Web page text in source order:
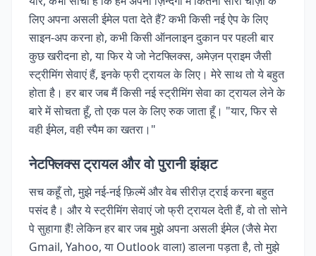
लिए अपना असली ईमेल पता देते हैं? कभी किसी नई ऐप के लिए
साइन-अप करना हो, कभी किसी ऑनलाइन दुकान पर पहली बार
कुछ खरीदना हो, या फिर ये जो नेटफ्लिक्स, अमेज़न प्राइम जैसी
स्ट्रीमिंग सेवाएं हैं, इनके फ्री ट्रायल के लिए। मेरे साथ तो ये बहुत
होता है। हर बार जब मैं किसी नई स्ट्रीमिंग सेवा का ट्रायल लेने के
बारे में सोचता हूँ, तो एक पल के लिए रुक जाता हूँ। "यार, फिर से
वही ईमेल, वही स्पैम का खतरा।"
नेटफ्लिक्स ट्रायल और वो पुरानी झंझट
सच कहूँ तो, मुझे नई-नई फ़िल्में और वेब सीरीज़ ट्राई करना बहुत
पसंद है। और ये स्ट्रीमिंग सेवाएं जो फ्री ट्रायल देती हैं, वो तो सोने
पे सुहागा हैं! लेकिन हर बार जब मुझे अपना असली ईमेल (जैसे मेरा
Gmail, Yahoo, या Outlook वाला) डालना पड़ता है, तो मुझे